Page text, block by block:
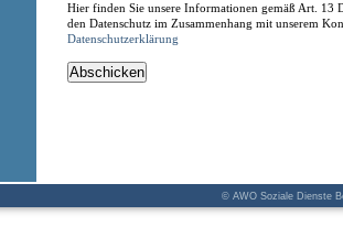
Hier finden Sie unsere Informationen gemäß Art. 13
den Datenschutz im Zusammenhang mit unserem
Datenschutzerklärung
© AWO Soziale Dienste